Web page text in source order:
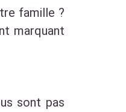
famille ?
marquant
sont pas